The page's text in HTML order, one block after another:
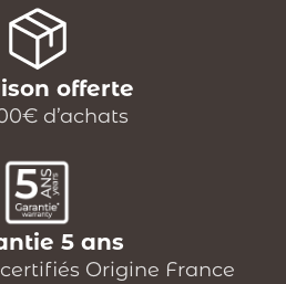
offerte
d’achats
5 ans
Origine France